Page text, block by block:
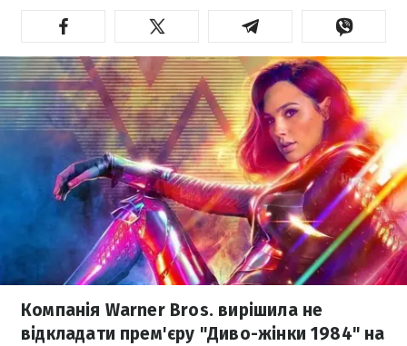
Компанія Warner Bros. вирішила не
відкладати прем'єру "Диво-жінки 1984" на